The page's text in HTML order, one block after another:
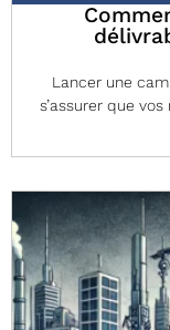
Lancer une
s’assurer que